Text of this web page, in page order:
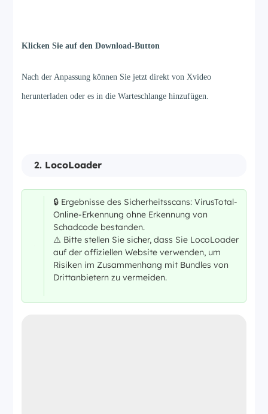
Klicken Sie auf den Download-Button
Nach der Anpassung können Sie jetzt direkt von Xvideo
herunterladen oder es in die Warteschlange hinzufügen.
2. LocoLoader
🔒 Ergebnisse des Sicherheitsscans: VirusTotal-
Online-Erkennung ohne Erkennung von
Schadcode bestanden.
⚠️ Bitte stellen Sie sicher, dass Sie LocoLoader
auf der offiziellen Website verwenden, um
Risiken im Zusammenhang mit Bundles von
Drittanbietern zu vermeiden.